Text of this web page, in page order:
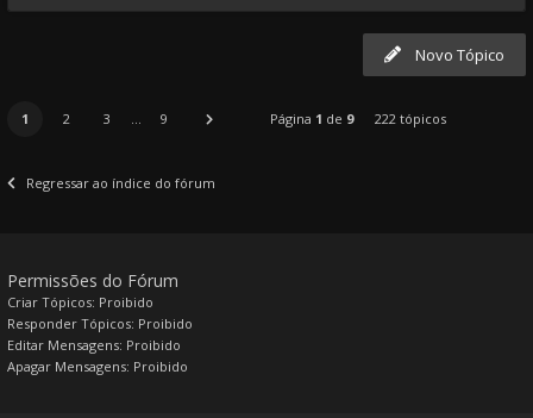
Novo Tópico
1 2 3 ... 9 Página 1 de 9 222 tópicos
Regressar ao índice do fórum
Permissões do Fórum
Criar Tópicos: Proibido
Responder Tópicos: Proibido
Editar Mensagens: Proibido
Apagar Mensagens: Proibido